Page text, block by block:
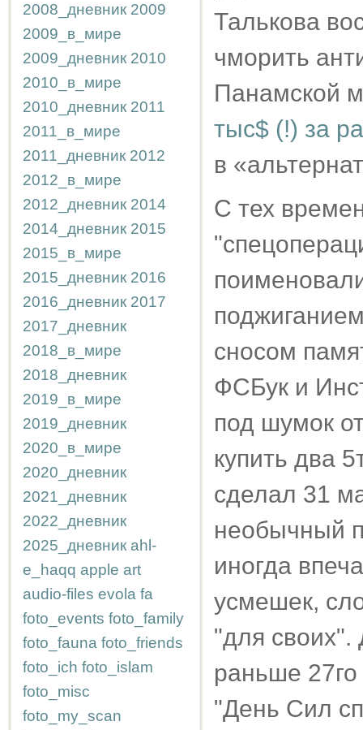
2008_дневник 2009
2009_в_мире
2009_дневник 2010
2010_в_мире
2010_дневник 2011
2011_в_мире
2011_дневник 2012
2012_в_мире
2012_дневник 2014
2014_дневник 2015
2015_в_мире
2015_дневник 2016
2016_дневник 2017
2017_дневник
2018_в_мире
2018_дневник
2019_в_мире
2019_дневник
2020_в_мире
2020_дневник
2021_дневник
2022_дневник
2025_дневник ahl-
e_haqq apple art
audio-files evola fa
foto_events foto_family
foto_fauna foto_friends
foto_ich foto_islam
foto_misc
foto_my_scan
Талькова
чморить
Панамской
тыс$ (!) за
в
С тех
сносом
ФСБук и
под шумок
купить два
сделал 31
необычный
иногда
усмешек,
"для своих".
раньше
"День Сил